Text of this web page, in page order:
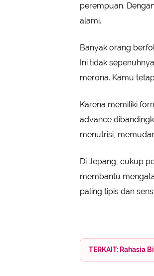
perempuan.
alami.
Banyak orang
Ini tidak
merona. Kamu
Karena memiliki
advance
menutrisi,
Di Jepang, cukup
membantu
paling tipis dan
TERKAIT: Rahasia